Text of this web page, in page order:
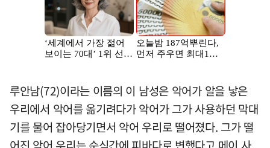
루안남(72)이라는 이름의 이 남성은 악어가 알을 낳은
우리에서 악어를 옮기려다가 악어가 그가 사용하던 막대
기를 물어 잡아당기면서 악어 우리로 떨어졌다. 그가 떨